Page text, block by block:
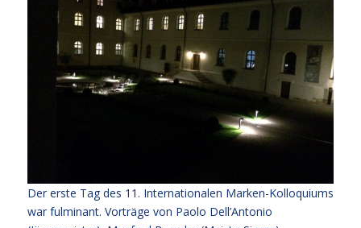
Der erste Tag des 11. Internationalen Marken-Kolloquiums
war fulminant. Vorträge von Paolo Dell’Antonio